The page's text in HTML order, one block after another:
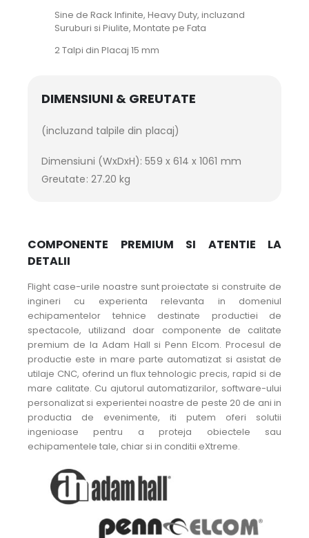
Sine de Rack Infinite, Heavy Duty, incluzand
Suruburi si Piulite, Montate pe Fata
2 Talpi din Placaj 15 mm
DIMENSIUNI & GREUTATE
(incluzand talpile din placaj)
Dimensiuni (WxDxH): 559 x 614 x 1061 mm
Greutate: 27.20 kg
COMPONENTE PREMIUM SI ATENTIE LA
DETALII
Flight case-urile noastre sunt proiectate si construite de
ingineri cu experienta relevanta in domeniul
echipamentelor tehnice destinate productiei de
spectacole, utilizand doar componente de calitate
premium de la Adam Hall si Penn Elcom. Procesul de
productie este in mare parte automatizat si asistat de
utilaje CNC, oferind un flux tehnologic precis, rapid si de
mare calitate. Cu ajutorul automatizarilor, software-ului
personalizat si experientei noastre de peste 20 de ani in
productia de evenimente, iti putem oferi solutii
ingenioase pentru a proteja obiectele sau
echipamentele tale, chiar si in conditii eXtreme.